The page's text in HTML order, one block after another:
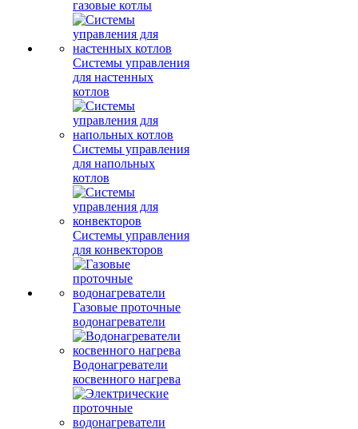
газовые котлы
Системы управления
для настенных
котлов
Системы управления
для напольных
котлов
Системы управления
для конвекторов
Газовые проточные
водонагреватели
Водонагреватели
косвенного нагрева